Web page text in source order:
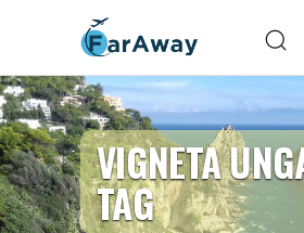
VIGNETA
TAG